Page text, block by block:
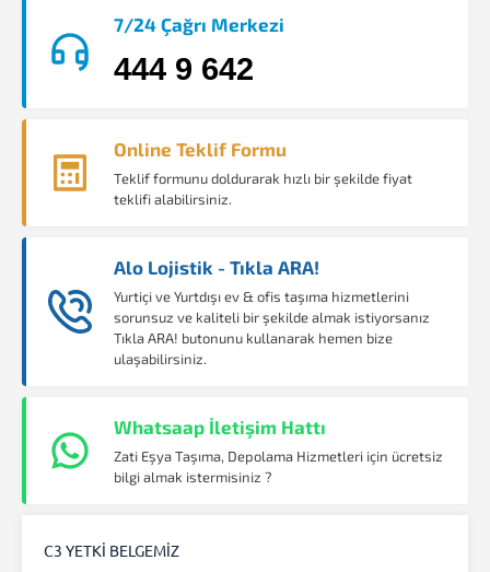
7/24 Çağrı Merkezi
444 9 642
Online Teklif Formu
Teklif formunu doldurarak hızlı bir şekilde fiyat
teklifi alabilirsiniz.
Alo Lojistik - Tıkla ARA!
Yurtiçi ve Yurtdışı ev & ofis taşıma hizmetlerini
sorunsuz ve kaliteli bir şekilde almak istiyorsanız
Tıkla ARA! butonunu kullanarak hemen bize
ulaşabilirsiniz.
Whatsaap İletişim Hattı
Zati Eşya Taşıma, Depolama Hizmetleri için ücretsiz
bilgi almak istermisiniz ?
C3 YETKİ BELGEMİZ